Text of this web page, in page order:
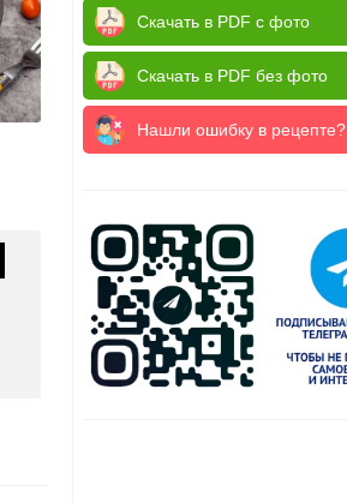
Скачать в PDF с фото
Скачать в PDF без фото
Нашли ошибку в рецепте?